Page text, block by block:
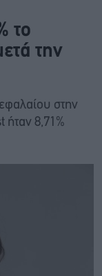
το
την
στην
8,71%